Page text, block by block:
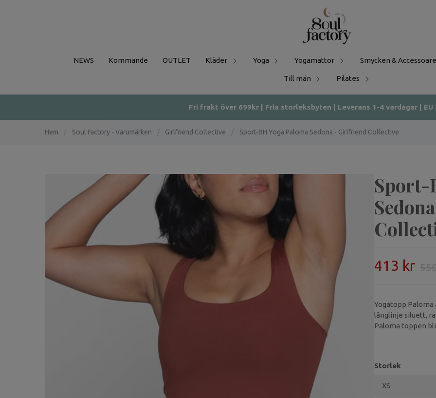
NEWS Kommande OUTLET Kläder Yoga Yogamattor Smycken &
Till män Pilates
Fri frakt över 699kr | Fria storleksbyten | Leverans 1-4 vardagar | EU
Hem Soul Factory - Varumärken Girlfriend Collective Sport-BH Yoga Paloma Sedona - Girlfriend Collective
Sport-
413 kr
Yogatopp Paloma
långlinje siluett,
Paloma toppen
Storlek